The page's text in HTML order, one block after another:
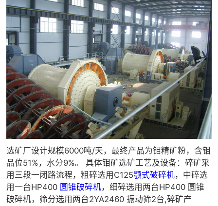
选矿厂设计规模6000吨/天，最终产品为钼精矿粉，含钼
品位51%，水分9%。 具体钼矿选矿工艺及设备：碎矿采
用三段一闭路流程，粗碎选用C125颚式破碎机，中碎选
用一台HP400 圆锥破碎机，细碎选用两台HP400 圆锥
破碎机，筛分选用两台2YA2460 振动筛2台,碎矿产